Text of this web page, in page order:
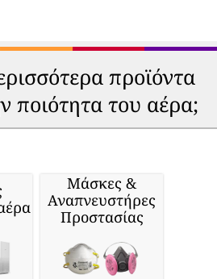
προϊόντα
ποιότητα του αέρα;
Μάσκες &
Αναπνευστήρες
Προστασίας